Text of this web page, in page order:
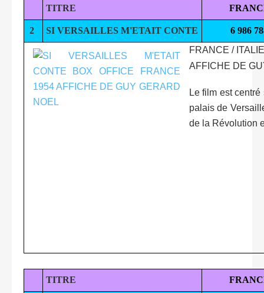
TITRE
2 SI VERSAILLES M'ETAIT CONTE
6 986
FRANCE /
AFFICHE DE
Le film est
palais de
de la Révolution
TITRE